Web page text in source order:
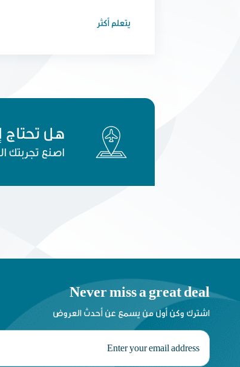
يتعلم أكثر
هل تحتاج
اصنع تجربتك
Never miss a great deal
اشترك وكن أول من يسمع عن أحدث العروض